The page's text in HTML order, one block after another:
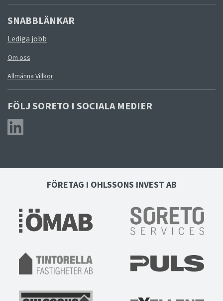
SNABBLÄNKAR
Lediga jobb
Om oss
Allmänna Villkor
FÖLJ SORETO I SOCIALA MEDIER
FÖRETAG I OHLSSONS INVEST AB